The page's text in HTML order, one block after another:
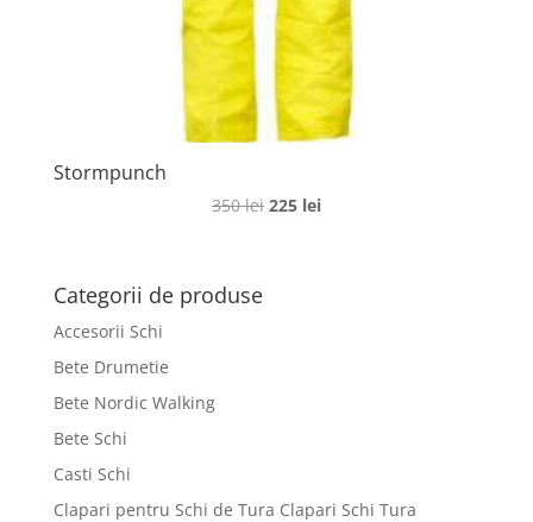
Stormpunch
350lei Prețul
225 leiPrețul
Categorii de produse
Accesorii Schi
Bete Drumetie
Bete Nordic Walking
Bete Schi
Casti Schi
Clapari pentru Schi de Tura Clapari Schi Tura